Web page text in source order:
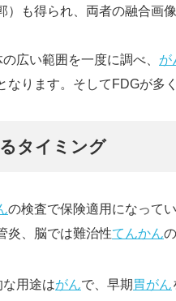
）も得られ、両者の融合画
広い範囲を一度に調べ、 が
なります。そしてFDGが多
タイミング
の検査で保険適用になって
炎、脳では難治性てんかん
用途はがんで、早期 胃がん